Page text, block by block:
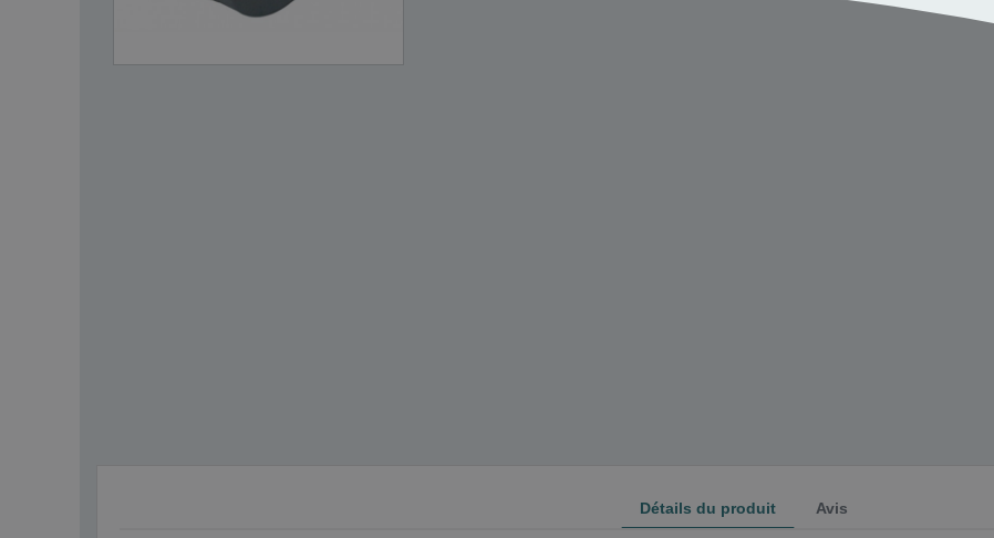
Détails du produit Avis